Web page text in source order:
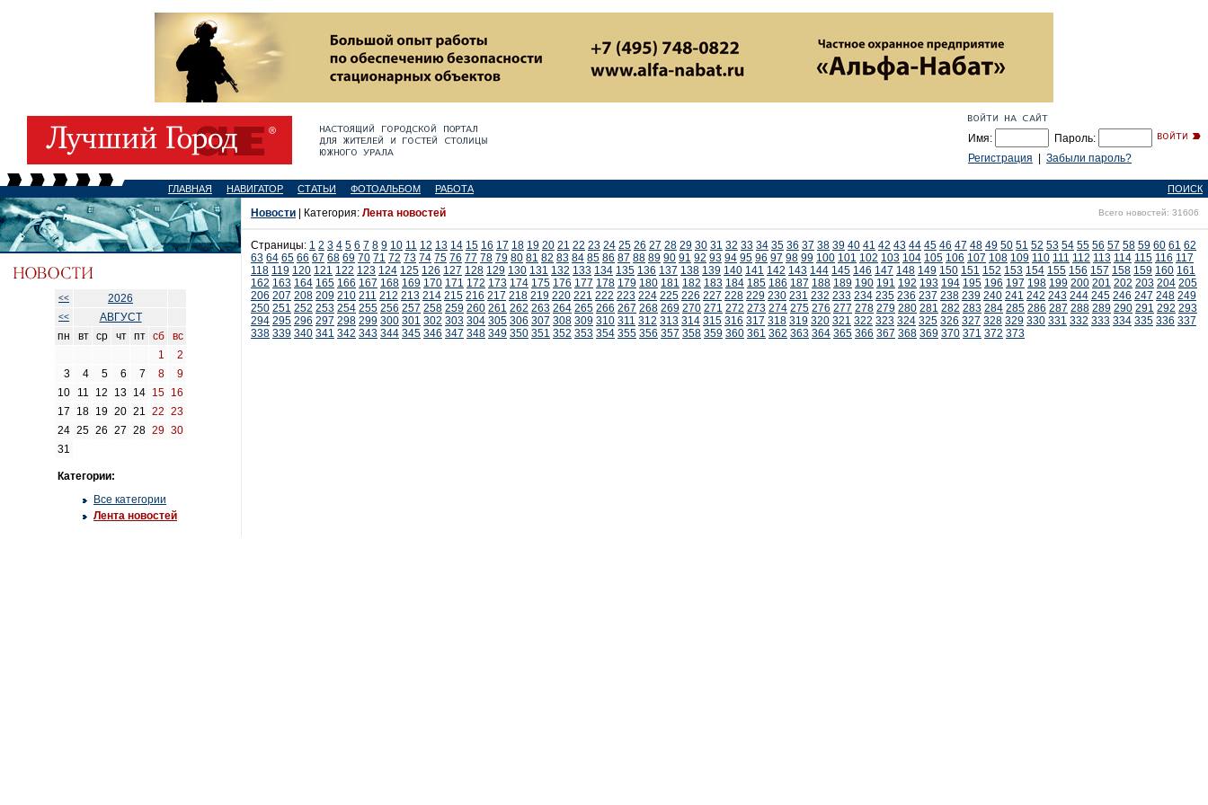
Имя:
Пароль:
Регистрация
Забыли пароль?
ГЛАВНАЯ НАВИГАТОР СТАТЬИ ФОТОАЛЬБОМ РАБОТА ПОИСК
<< 2026
<<
АВГУСТ
пн
вт ср чт пт сб
вс
1
2
3
4 5 6 7 8
9
10
11 12 13 14 15 16
17
18 19 20 21 22 23
24 25 26 27 28 29 30
31
Категории:
Все категории
Лента новостей
Новости | Категория: Лента новостей Всего новостей: 31606
Страницы: 1 2 3 4 5 6 7 8 9 10 11 12 13 14 15 16 17 18 19 20 21 22 23 24 25 26 27 28 29 30 31 32 33 34 35 36 37 38 39 40 41 42 43 44 45 46 47 48 49 50 51 52 53 54 55 56 57 58 59 60 61 62
63 64 65 66 67 68 69 70 71 72 73 74 75 76 77 78 79 80 81 82 83 84 85 86 87 88 89 90 91 92 93 94 95 96 97 98 99 100 101 102 103 104 105 106 107 108 109 110 111 112 113 114 115 116 117
118 119 120 121 122 123 124 125 126 127 128 129 130 131 132 133 134 135 136 137 138 139 140 141 142 143 144 145 146 147 148 149 150 151 152 153 154 155 156 157 158 159 160 161
162 163 164 165 166 167 168 169 170 171 172 173 174 175 176 177 178 179 180 181 182 183 184 185 186 187 188 189 190 191 192 193 194 195 196 197 198 199 200 201 202 203 204 205
206 207 208 209 210 211 212 213 214 215 216 217 218 219 220 221 222 223 224 225 226 227 228 229 230 231 232 233 234 235 236 237 238 239 240 241 242 243 244 245 246 247 248 249
250 251 252 253 254 255 256 257 258 259 260 261 262 263 264 265 266 267 268 269 270 271 272 273 274 275 276 277 278 279 280 281 282 283 284 285 286 287 288 289 290 291 292 293
294 295 296 297 298 299 300 301 302 303 304 305 306 307 308 309 310 311 312 313 314 315 316 317 318 319 320 321 322 323 324 325 326 327 328 329 330 331 332 333 334 335 336 337
338 339 340 341 342 343 344 345 346 347 348 349 350 351 352 353 354 355 356 357 358 359 360 361 362 363 364 365 366 367 368 369 370 371 372 373